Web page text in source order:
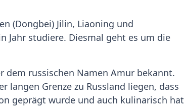
(Dongbei) Jilin, Liaoning und
Jahr studiere. Diesmal geht es um die
dem russischen Namen Amur bekannt.
langen Grenze zu Russland liegen, dass
geprägt wurde und auch kulinarisch hat